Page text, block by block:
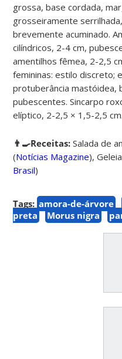
grossa, base cordada,
grosseiramente
brevemente acuminado.
cilíndricos, 2-4 cm,
amentilhos fêmea, 2-2,5
femininas: estilo discreto;
protuberância mastóidea,
pubescentes. Sincarpo
elíptico, 2-2,5 × 1,5-2,5
👨‍🍳Receitas:Salada de
(Notícias Magazine),
Brasil)
Tags: amora-de-árvore
preta
Morus nigra